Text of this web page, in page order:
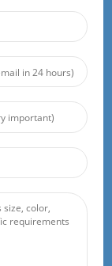
ਤੀਸਰੀ ਰੋਡ,
ਪ੍ਰਾਂਤ